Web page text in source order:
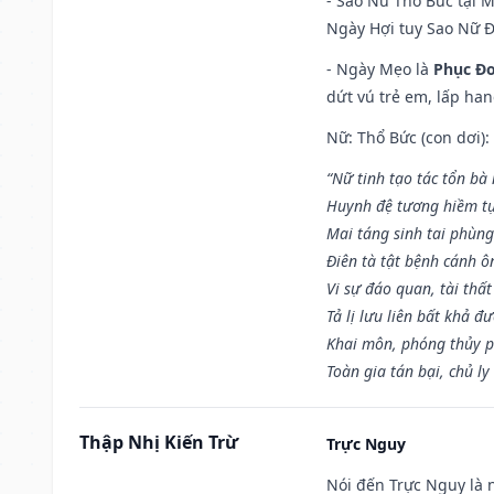
Ngày Hợi tuy Sao Nữ
- Ngày Mẹo là Phục
dứt vú trẻ em, lấp
Nữ: Thổ Bức (con
“Nữ tinh tạo tác tổn bà
Huynh đệ tương hiềm
Mai táng sinh tai
Điên tà tật bệnh cánh
Vi sự đáo quan, tài
Tả lị lưu liên bất khả
Khai môn, phóng thủy
Toàn gia tán bại, chủ ly
Thập Nhị Kiến Trừ
Trực Nguy
Nói đến Trực Nguy là